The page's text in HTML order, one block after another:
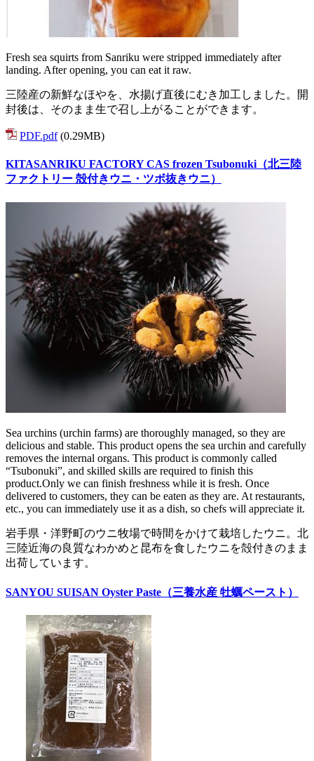
Fresh sea squirts from Sanriku were stripped immediately after
landing. After opening, you can eat it raw.
三陸産の新鮮なほやを、水揚げ直後にむき加工しました。開
封後は、そのまま生で召し上がることができます。
PDF.pdf (0.29MB)
KITASANRIKU FACTORY CAS frozen Tsubonuki（北三陸
ファクトリー 殻付きウニ・ツボ抜きウニ）
Sea urchins (urchin farms) are thoroughly managed, so they are
delicious and stable. This product opens the sea urchin and carefully
removes the internal organs. This product is commonly called
“Tsubonuki”, and skilled skills are required to finish this
product.Only we can finish freshness while it is fresh. Once
delivered to customers, they can be eaten as they are. At restaurants,
etc., you can immediately use it as a dish, so chefs will appreciate it.
岩手県・洋野町のウニ牧場で時間をかけて栽培したウニ。北
三陸近海の良質なわかめと昆布を食したウニを殻付きのまま
出荷しています。
SANYOU SUISAN Oyster Paste（三養水産 牡蠣ペースト）